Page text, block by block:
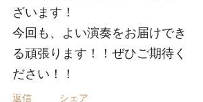
ざいます！
今回も、よい演奏をお届けでき
る頑張ります！！ぜひご期待く
ださい！！
返信 シェア